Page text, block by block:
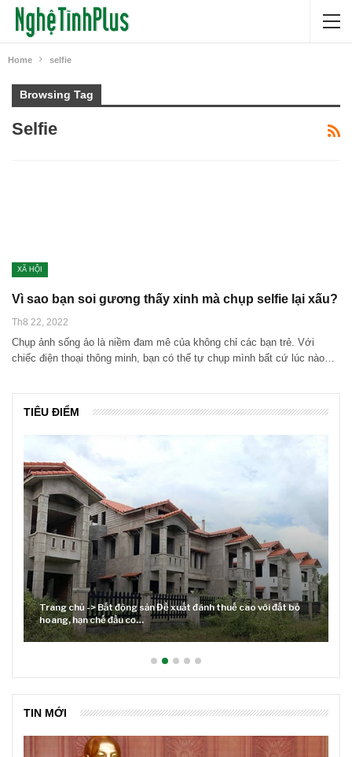
Home selfie
Browsing Tag
Selfie
XÃ HỘI
Vì sao bạn soi gương thấy xinh mà chụp selfie lại xấu?
Th8 22, 2022
Chụp ảnh sống ảo là niềm đam mê của không chỉ các bạn trẻ. Với
chiếc điện thoại thông minh, bạn có thể tự chụp mình bất cứ lúc nào…
TIÊU ĐIỂM
Trang chủ -> Bất động sản Đề xuất đánh thuế cao với đất bỏ
hoang, hạn chế đầu cơ…
TIN MỚI